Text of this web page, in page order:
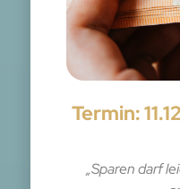
Termin:
„Sparen darf